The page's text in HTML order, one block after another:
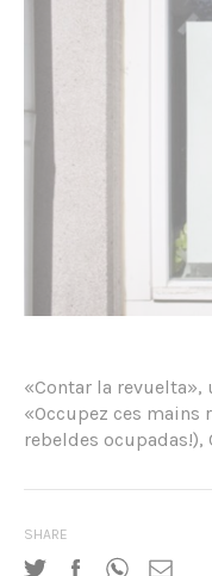
«Contar la
«Occupez ces mains
rebeldes ocupadas!),
SHARE